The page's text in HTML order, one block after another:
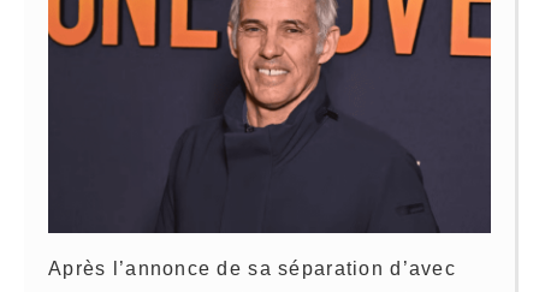
Après l’annonce de sa séparation d’avec